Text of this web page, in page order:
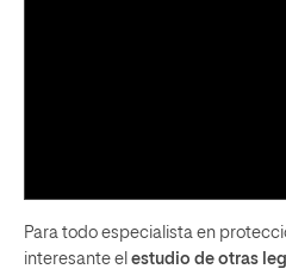
Para todo especialista en
interesante el estudio de otras